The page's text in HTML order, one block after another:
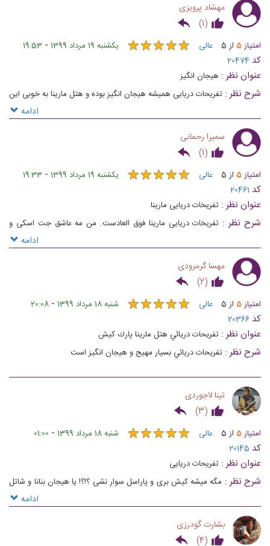
مهشاد پرویزی
(
1
)
امتیاز5 از 5 عالی ★★★★★
★★★★★ یکشنبه 19 مرداد 1399 -
19:53
کد 20474
عنوان نظر : هیجان انگیز
شرح نظر : تفریحات دریایی همیشه هیجان انگیز بوده و هتل مارینا به خوبی این
ادامه
سمیرا رحمانی
(
1
)
امتیاز5 از 5 عالی ★★★★★
★★★★★ یکشنبه 19 مرداد 1399 -
19:33
کد 20461
عنوان نظر : تفریخات دریایی مارینا
شرح نظر : تفریخات دریایی مارینا فوق العادست. من مه عاشق جت اسکی و
ادامه
مهسا گرمرودی
(
2
)
امتیاز5 از 5 عالی ★★★★★
★★★★★ شنبه 18 مرداد 1399 -
20:08
کد 20366
عنوان نظر : تفريحات دريائي هتل مارينا پارك كيش
شرح نظر : تفريحات دريائي بسيار مهيج و هيجان انگيز است
تینا لاجوردی
(
3
)
امتیاز5 از 5 عالی ★★★★★
★★★★★ شنبه 18 مرداد 1399 -
01:00
کد 20145
عنوان نظر : تفریحات دریایی
شرح نظر : مگه میشه کیش بری و پاراسل سوار نشی ؟!؟! یا هیجان بنانا و شاتل
ادامه
بشارت گودرزی
(
4
)